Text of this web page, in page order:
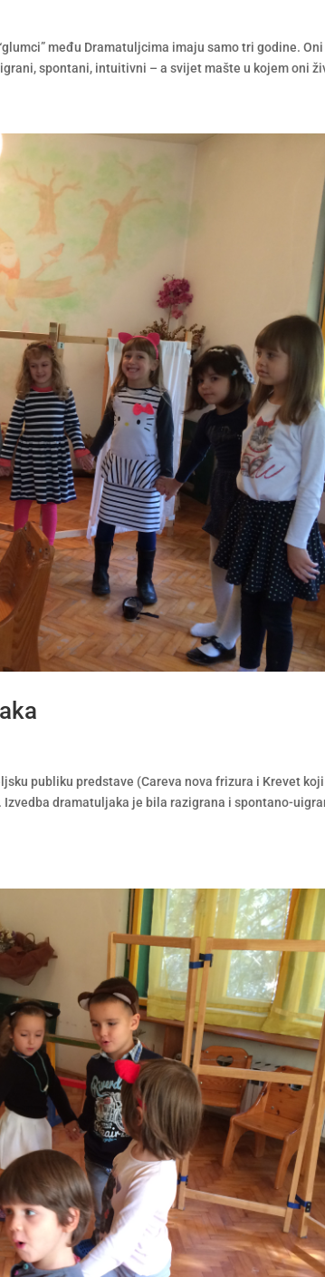
među Dramatuljcima imaju samo tri godine. Oni
spontani, intuitivni – a svijet mašte u kojem oni
publiku predstave (Careva nova frizura i Krevet koji
dramatuljaka je bila razigrana i spontano-